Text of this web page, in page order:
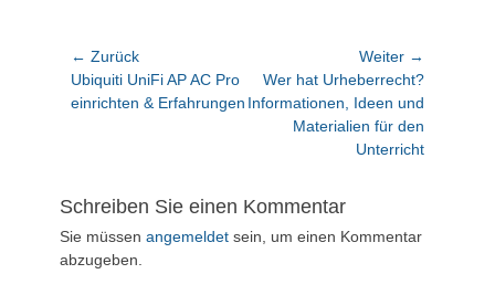
Beitragsnavigation
← Zurück
Vorheriger
Beitrag:
Ubiquiti UniFi AP AC Pro
einrichten & Erfahrungen
Weiter →
Nächster
Beitrag:
Wer hat Urheberrecht?
Informationen, Ideen und
Materialien für den
Unterricht
Schreiben Sie einen Kommentar
Sie müssen angemeldet sein, um einen Kommentar
abzugeben.